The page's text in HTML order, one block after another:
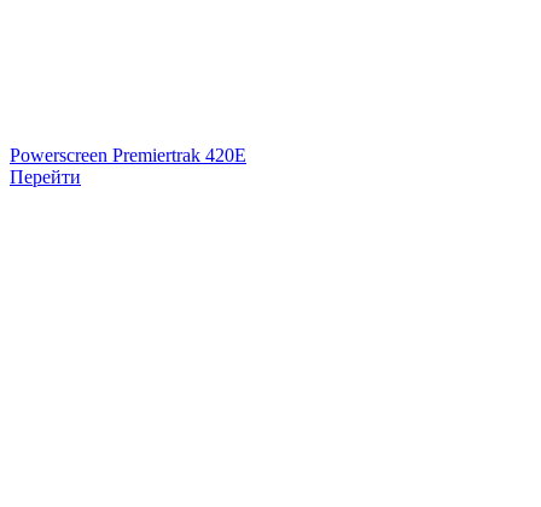
Powerscreen Premiertrak 420E
Перейти